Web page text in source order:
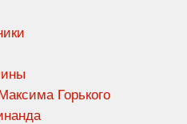
Горького